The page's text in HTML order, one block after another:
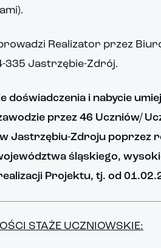
Realizator przez
335 Jastrzębie-Zdrój.
doświadczenia i nabycie
przez 46 Uczniów/
w Jastrzębiu-Zdroju poprzez
śląskiego,
Projektu, tj. od
STAŻE UCZNIOWSKIE: